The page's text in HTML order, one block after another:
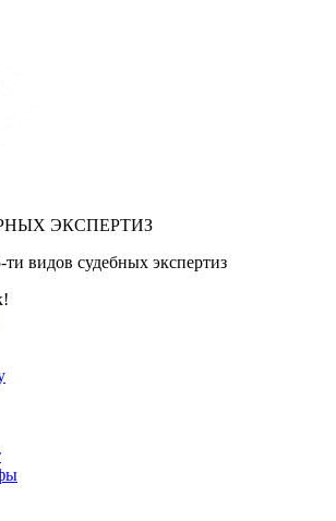
ЭКСПЕРТИЗ
видов судебных экспертиз